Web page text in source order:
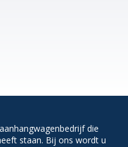
die
staan. Bij ons wordt u